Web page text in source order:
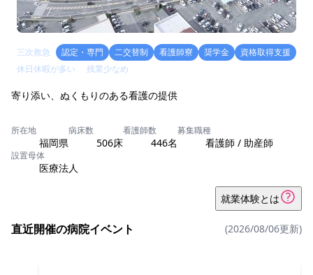
三次救急 認定・専門 二交替制 看護師寮 奨学金
資格取得支援
休日休暇が多い
残業少なめ
寄り添い、ぬくもりのある看護の提供
所在地
福岡県
病床数
506床
看護師数
446名
募集職種
看護師 / 助産師
設置母体
医療法人
就業体験とは
直近開催の病院イベント (2026/08/06更新)